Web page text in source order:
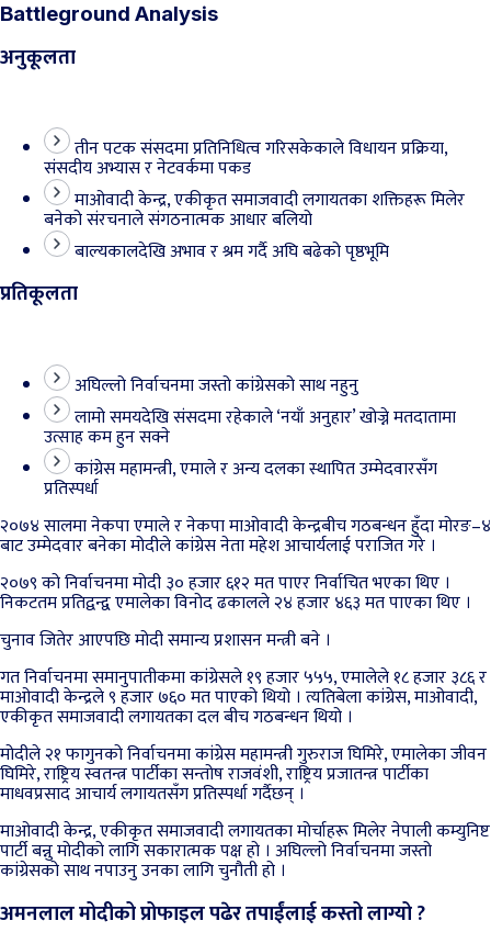
Battleground Analysis
अनुकूलता
तीन पटक संसदमा प्रतिनिधित्व गरिसकेकाले विधायन प्रक्रिया,
संसदीय अभ्यास र नेटवर्कमा पकड
माओवादी केन्द्र, एकीकृत समाजवादी लगायतका शक्तिहरू मिलेर
बनेको संरचनाले संगठनात्मक आधार बलियो
बाल्यकालदेखि अभाव र श्रम गर्दै अघि बढेको पृष्ठभूमि
प्रतिकूलता
अघिल्लो निर्वाचनमा जस्तो कांग्रेसको साथ नहुनु
लामो समयदेखि संसदमा रहेकाले ‘नयाँ अनुहार’ खोज्ने मतदातामा
उत्साह कम हुन सक्ने
कांग्रेस महामन्त्री, एमाले र अन्य दलका स्थापित उम्मेदवारसँग
प्रतिस्पर्धा
२०७४ सालमा नेकपा एमाले र नेकपा माओवादी केन्द्रबीच गठबन्धन हुँदा मोरङ–४
बाट उम्मेदवार बनेका मोदीले कांग्रेस नेता महेश आचार्यलाई पराजित गरे ।
२०७९ को निर्वाचनमा मोदी ३० हजार ६१२ मत पाएर निर्वाचित भएका थिए ।
निकटतम प्रतिद्वन्द्व एमालेका विनोद ढकालले २४ हजार ४६३ मत पाएका थिए ।
चुनाव जितेर आएपछि मोदी समान्य प्रशासन मन्त्री बने ।
गत निर्वाचनमा समानुपातीकमा कांग्रेसले १९ हजार ५५५, एमालेले १८ हजार ३८६ र
माओवादी केन्द्रले ९ हजार ७६० मत पाएको थियो । त्यतिबेला कांग्रेस, माओवादी,
एकीकृत समाजवादी लगायतका दल बीच गठबन्धन थियो ।
मोदीले २१ फागुनको निर्वाचनमा कांग्रेस महामन्त्री गुरुराज घिमिरे, एमालेका जीवन
घिमिरे, राष्ट्रिय स्वतन्त्र पार्टीका सन्तोष राजवंशी, राष्ट्रिय प्रजातन्त्र पार्टीका
माधवप्रसाद आचार्य लगायतसँग प्रतिस्पर्धा गर्दैछन् ।
माओवादी केन्द्र, एकीकृत समाजवादी लगायतका मोर्चाहरू मिलेर नेपाली कम्युनिष्ट
पार्टी बन्नु मोदीको लागि सकारात्मक पक्ष हो । अघिल्लो निर्वाचनमा जस्तो
कांग्रेसको साथ नपाउनु उनका लागि चुनौती हो ।
अमनलाल मोदीको प्रोफाइल पढेर तपाईंलाई कस्तो लाग्यो ?